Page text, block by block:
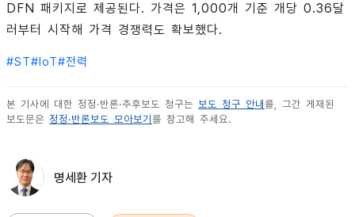
DFN 패키지로 제공된다. 가격은 1,000개 기준 개당 0.36달
러부터 시작해 가격 경쟁력도 확보했다.
#ST# IoT#전력
본 기사에 대한 정정·반론·추후보도 청구는 보도 청구 안내 를, 그간 게재된
보도문은 정정·반론보도 모아보기 를 참고해 주세요.
명세환 기자